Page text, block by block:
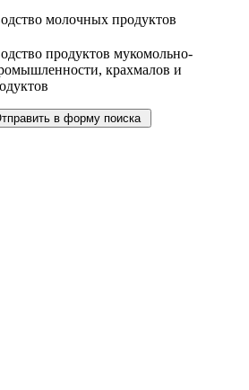
молочных продуктов
продуктов мукомольно-
крахмалов и